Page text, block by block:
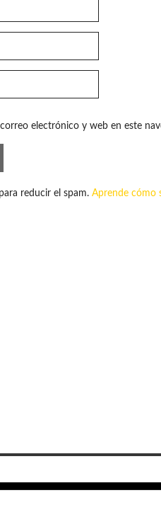
electrónico y web en este
reducir el spam. Aprende cómo